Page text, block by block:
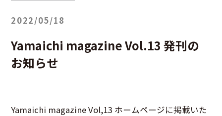
2022/05/18
Yamaichi magazine Vol.13 発刊の
お知らせ
Yamaichi magazine Vol,13 ホームページに掲載いた